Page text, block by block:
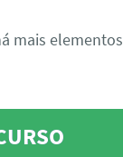
mais elementos